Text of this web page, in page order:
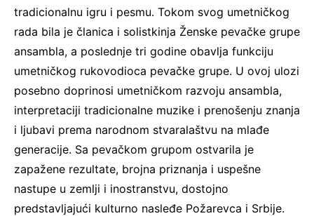
tradicionalnu igru i pesmu. Tokom svog umetničkog
rada bila je članica i solistkinja Ženske pevačke grupe
ansambla, a poslednje tri godine obavlja funkciju
umetničkog rukovodioca pevačke grupe. U ovoj ulozi
posebno doprinosi umetničkom razvoju ansambla,
interpretaciji tradicionalne muzike i prenošenju znanja
i ljubavi prema narodnom stvaralaštvu na mlađe
generacije. Sa pevačkom grupom ostvarila je
zapažene rezultate, brojna priznanja i uspešne
nastupe u zemlji i inostranstvu, dostojno
predstavljajući kulturno nasleđe Požarevca i Srbije.